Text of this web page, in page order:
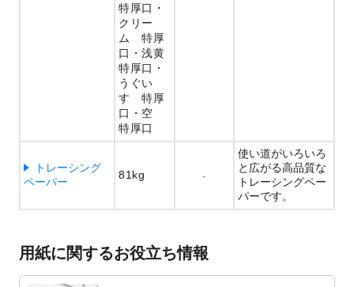
特厚口
クリー
ム 特厚
口
浅黄
特厚口
うぐい
す 特厚
口
空
特厚口
トレーシング
ペーパー
81kg -
使い道がいろいろ
と広がる高品質な
トレーシングペー
パーです。
用紙に関するお役立ち情報